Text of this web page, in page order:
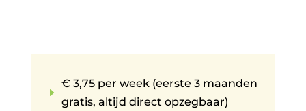
E
€ 3,75 per week (eerste 3 maanden
gratis, altijd direct opzegbaar)